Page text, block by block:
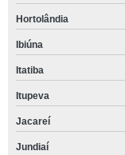
Hortolândia
Ibiúna
Itatiba
Itupeva
Jacareí
Jundiaí